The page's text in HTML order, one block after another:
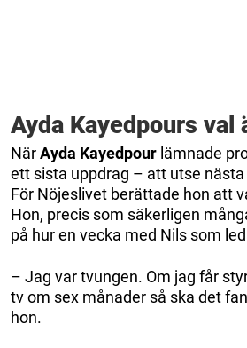
Ayda Kayedpours val
NärAyda Kayedpour lämnade
ett sista uppdrag – att utse
För Nöjeslivet berättade hon att
Hon, precis som säkerligen
på hur en vecka med Nils som
– Jag var tvungen. Om jag får
tv om sex månader så ska det
hon.